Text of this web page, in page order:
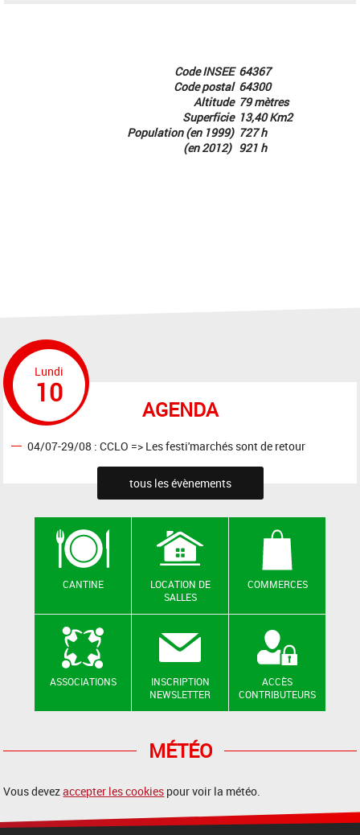
Code INSEE 64367
Code postal 64300
Altitude 79 mètres
Superficie 13,40 Km2
Population(en 1999)
(en 2012)
727 h
921 h
AGENDA
Lundi
10
04/07-29/08 : CCLO => Les festi'marchés sont de retour
tous les évènements
CANTINE
LOCATION DE
SALLES
COMMERCES
ASSOCIATIONS
INSCRIPTION
NEWSLETTER
ACCÈS
CONTRIBUTEURS
MÉTÉO
Vous devezaccepter les cookies pour voir la météo.